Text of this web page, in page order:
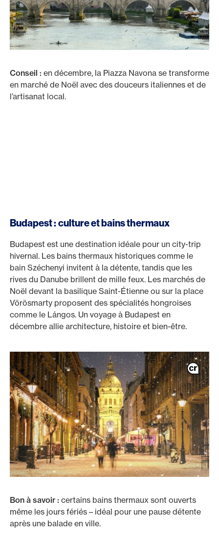
Conseil : en décembre, la Piazza Navona se transforme
en marché de Noël avec des douceurs italiennes et de
l’artisanat local.
Budapest : culture et bains thermaux
Budapest est une destination idéale pour un city-trip
hivernal. Les bains thermaux historiques comme le
bain Széchenyi invitent à la détente, tandis que les
rives du Danube brillent de mille feux. Les marchés de
Noël devant la basilique Saint-Étienne ou sur la place
Vörösmarty proposent des spécialités hongroises
comme le Lángos. Un voyage à Budapest en
décembre allie architecture, histoire et bien-être.
Bon à savoir : certains bains thermaux sont ouverts
même les jours fériés – idéal pour une pause détente
après une balade en ville.